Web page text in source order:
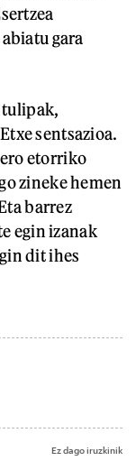
gara
sentsazioa.
etorriko
zineke hemen
barrez
egin izanak
dit ihes
Ez dago iruzkinik